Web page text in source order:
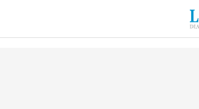
BIERZO SUCESOS